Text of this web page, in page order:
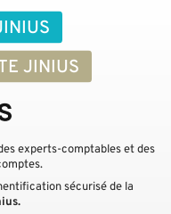
JINIUS
experts-comptables et des
sécurisé de la